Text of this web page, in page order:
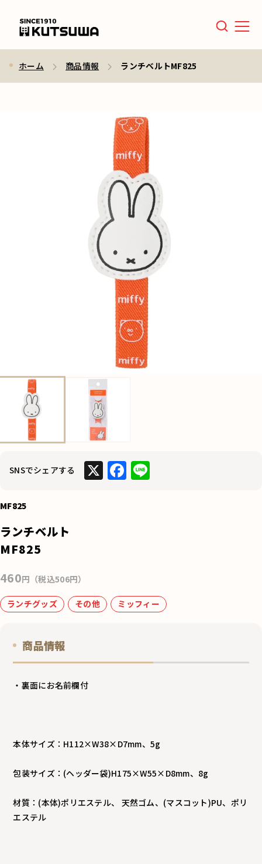
Menu
ホーム 商品情報 ランチベルトMF825
SNSでシェアする X F
k
Li
MF825
ランチベルト
MF825
460円（税込506円）
ランチグッズ その他 ミッフィー
商品情報
・裏面にお名前欄付
本体サイズ：H112×W38×D7mm、5g
包装サイズ：(ヘッダー袋)H175×W55×D8mm、8g
材質：(本体)ポリエステル、 天然ゴム、(マスコット)PU、ポリ
エステル